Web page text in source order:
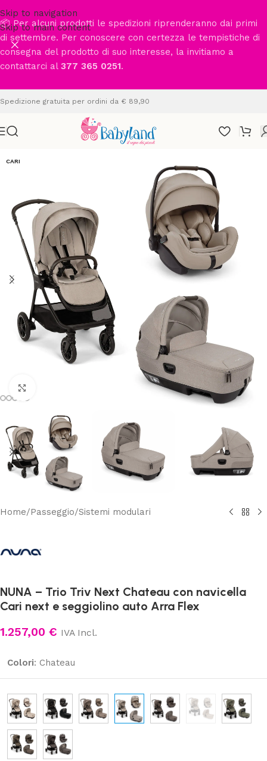
Skip to navigation
Skip to main content
📦 Per alcuni prodotti le spedizioni riprenderanno dai primi
di settembre. Per conoscere con certezza le tempistiche di
consegna del prodotto di suo interesse, la invitiamo a
contattarci al 377 365 0251.
Spedizione gratuita per ordini da € 89,90
CARI
Home/Passeggio/Sistemi modulari
NUNA – Trio Triv Next Chateau con navicella
Cari next e seggiolino auto Arra Flex
1.257,00 € IVA Incl.
Colori: Chateau